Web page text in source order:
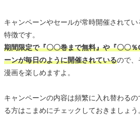
キャンペーンやセールが常時開催されて
特徴です。
期間限定で『〇〇巻まで無料』や『〇〇
ーンが毎日のように開催されているので、
漫画を楽しめますよ。
キャンペーンの内容は頻繁に入れ替わる
る方はこまめにチェックしておきましょう